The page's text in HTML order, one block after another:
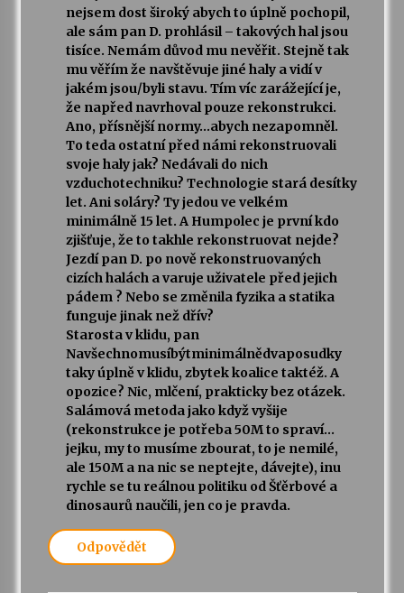
nejsem dost široký abych to úplně pochopil,
ale sám pan D. prohlásil – takových hal jsou
tisíce. Nemám důvod mu nevěřit. Stejně tak
mu věřím že navštěvuje jiné haly a vidí v
jakém jsou/byli stavu. Tím víc zarážející je,
že napřed navrhoval pouze rekonstrukci.
Ano, přísnější normy…abych nezapomněl.
To teda ostatní před námi rekonstruovali
svoje haly jak? Nedávali do nich
vzduchotechniku? Technologie stará desítky
let. Ani soláry? Ty jedou ve velkém
minimálně 15 let. A Humpolec je první kdo
zjišťuje, že to takhle rekonstruovat nejde?
Jezdí pan D. po nově rekonstruovaných
cizích halách a varuje uživatele před jejich
pádem ? Nebo se změnila fyzika a statika
funguje jinak než dřív?
Starosta v klidu, pan
Navšechnomusíbýtminimálnědvaposudky
taky úplně v klidu, zbytek koalice taktéž. A
opozice? Nic, mlčení, prakticky bez otázek.
Salámová metoda jako když vyšije
(rekonstrukce je potřeba 50M to spraví…
jejku, my to musíme zbourat, to je nemilé,
ale 150M a na nic se neptejte, dávejte), inu
rychle se tu reálnou politiku od Šťěrbové a
dinosaurů naučili, jen co je pravda.
Odpovědět